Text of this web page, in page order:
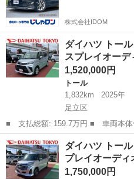
ィンドウ ＵＳＢ入
力端子 （検10.12）
プ 前後コー
ラー パワ
ドウ （検
株式会社IDOM
ダイハツ トー
スプレイオー
1,520,000円
トール
1,832km
2025年
足立区
■ 支払総額: 159.7万円 ■ 車両本体価格： 1,520,000 円 ■ メーカ
ー名： ダイハツ ■ 車種名： ト
ンチスマホ連携ディスプレイオー
間・距離無...
東京 足立区 トール
ダイハツ トー
プレイオーデ
1,750,000円